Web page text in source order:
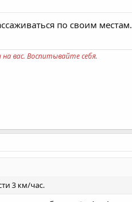
по своим местам.
вас. Воспитывайте себя.
3 км/час.